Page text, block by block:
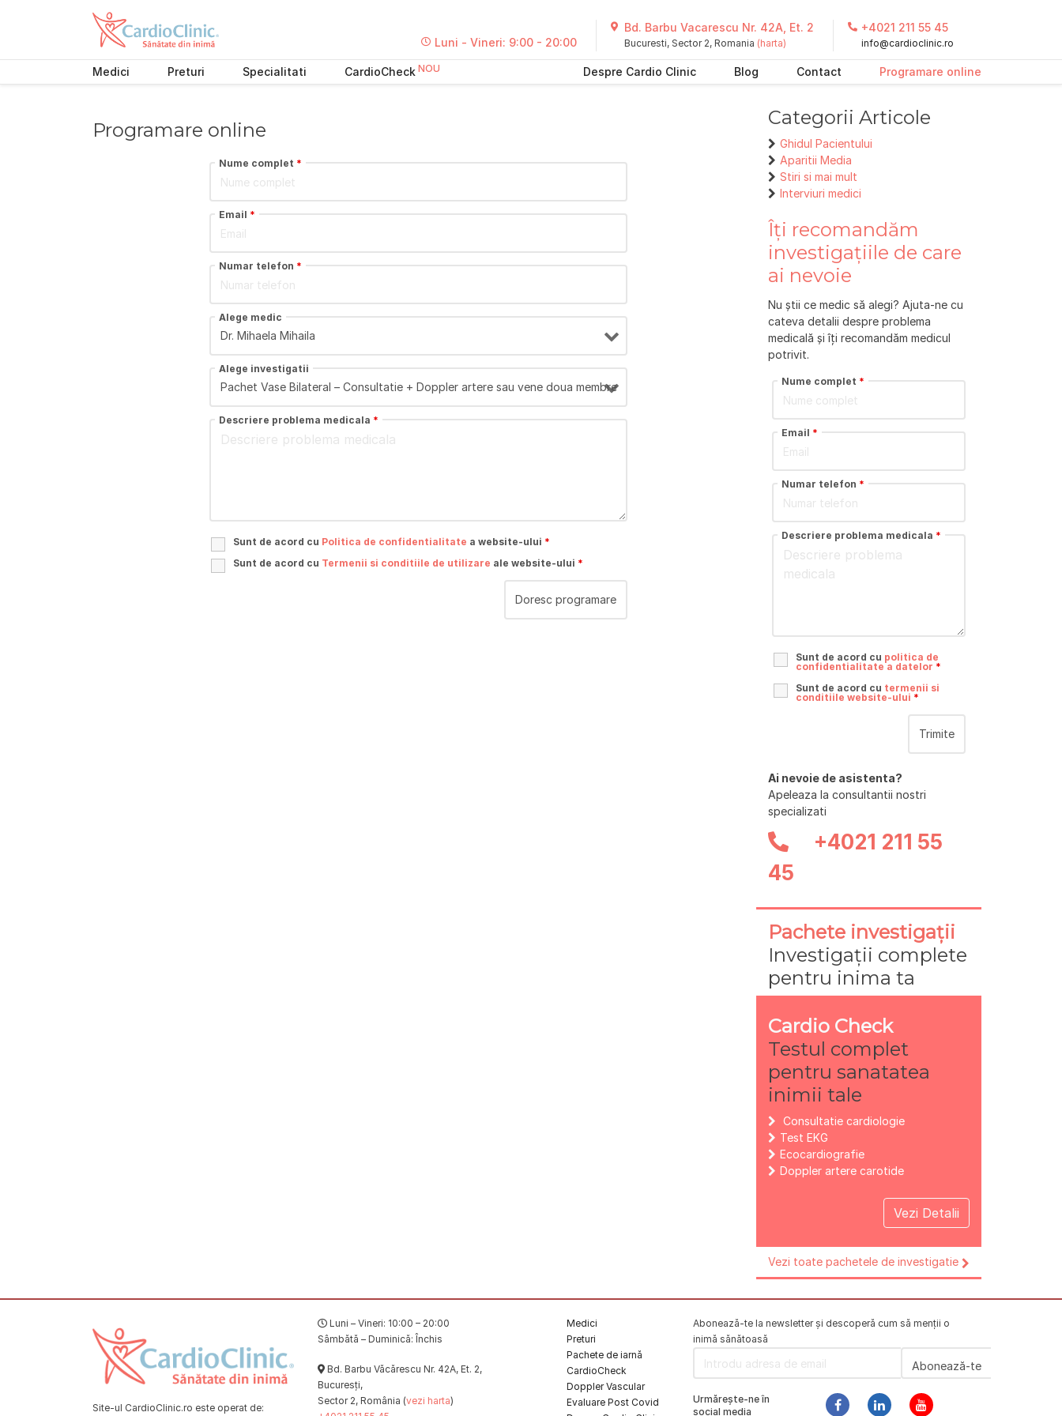
Luni - Vineri: 9:00 - 20:00
Bd. Barbu Vacarescu Nr. 42A, Et. 2
Bucuresti, Sector 2, Romania (harta)
+4021 211 55 45
info@cardioclinic.ro
Medici Preturi Specialitati CardioCheck Despre Cardio Clinic Blog Contact Programare online
Programare online
Nume complet *
Email *
Numar telefon *
Alege medic
Alege investigatii
Descriere problema medicala *
Sunt de acord cu Politica de confidentialitate a website-ului *
Sunt de acord cu Termenii si conditiile de utilizare ale website-ului *
Categorii Articole
Ghidul Pacientului
Aparitii Media
Stiri si mai mult
Interviuri medici
Îți recomandăm
investigațiile de care
ai nevoie
Nu știi ce medic să alegi? Ajuta-ne cu
cateva detalii despre problema
medicală și îți recomandăm medicul
potrivit.
Nume complet *
Email *
Numar telefon *
Descriere problema medicala *
Sunt de acord cu politica de
confidentialitate a datelor *
Sunt de acord cu termenii si
conditiile website-ului *
Ai nevoie de asistenta?
Apeleaza la consultantii nostri
specializati
+4021 211 55
45
Pachete investigații
Investigații complete
pentru inima ta
Cardio Check
Testul complet
pentru sanatatea
inimii tale
Consultatie cardiologie
Test EKG
Ecocardiografie
Doppler artere carotide
Vezi Detalii
Vezi toate pachetele de investigatie
Site-ul CardioClinic.ro este operat de:
Luni – Vineri: 10:00 – 20:00
Sâmbătă – Duminică: Închis
Bd. Barbu Văcărescu Nr. 42A, Et. 2,
Bucuresți,
Sector 2, România (vezi harta)
Medici
Preturi
Pachete de iarnă
CardioCheck
Doppler Vascular
Evaluare Post Covid
Abonează-te la newsletter și descoperă cum să menții o
inimă sănătoasă
Urmărește-ne în
social media